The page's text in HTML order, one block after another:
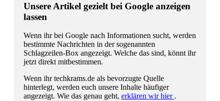
Unsere Artikel gezielt bei Google anzeigen
lassen
Wenn ihr bei Google nach Informationen sucht, werden
bestimmte Nachrichten in der sogenannten
Schlagzeilen-Box angezeigt. Welche das sind, könnt ihr
jetzt direkt mitbestimmen.
Wenn ihr techkrams.de als bevorzugte Quelle
hinterlegt, werden euch unsere Inhalte häufiger
angezeigt. Wie das genau geht, erklären wir hier .